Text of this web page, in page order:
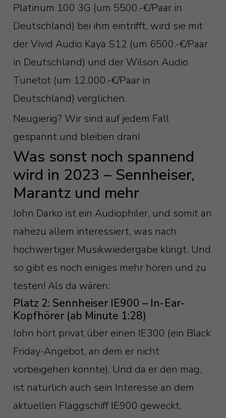
Platinum 100 3G (um 5500.-€/Paar in
Deutschland) bei ihm eintrifft, wird sie mit
der Vivid Audio Kaya S12 (um 6500.-€/Paar
in Deutschland) und der Wilson Audio
Tunetot (um 12.000.-€/Paar in
Deutschland) verglichen.
Neugierig? Wir sind auf jedem Fall
gespannt und bleiben dran!
Was sonst noch spannend
wird in 2023 – Sennheiser,
Marantz und mehr
John Darko ist ein Audiophiler, und somit an
nahezu allem interessiert, was nach
hochwertiger Musikwiedergabe klingt. Und
so gibt es noch einiges mehr hören und zu
testen! Als da wären:
Platz 2: Sennheiser IE900 – In-Ear-
Kopfhörer (ab Minute 1:28)
John hört privat über einen IE300 (ein Black
Friday-Angebot, an dem er nicht
vorbeigehen konnte). Und da er den mag,
ist natürlich auch sein Interesse an dem
aktuellen Flaggschiff IE900 geweckt.